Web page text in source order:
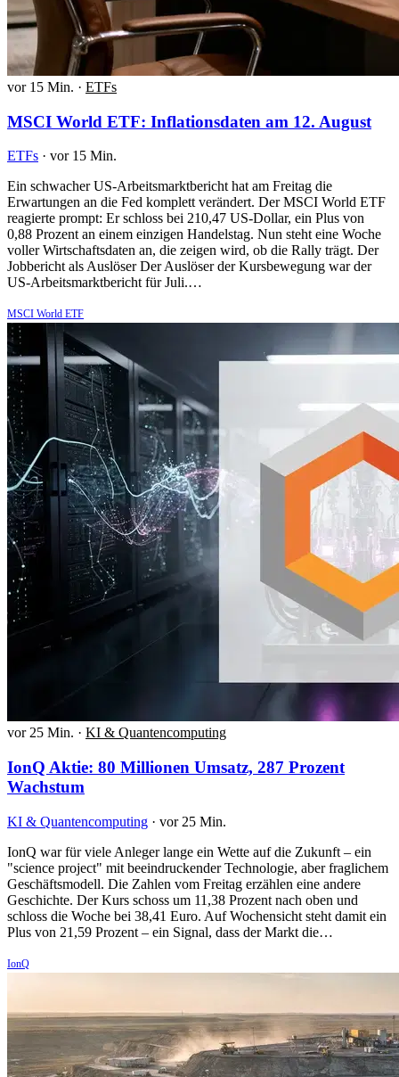
vor 15 Min. · ETFs
MSCI World ETF: Inflationsdaten am 12. August
ETFs · vor 15 Min.
Ein schwacher US-Arbeitsmarktbericht hat am Freitag die
Erwartungen an die Fed komplett verändert. Der MSCI World ETF
reagierte prompt: Er schloss bei 210,47 US-Dollar, ein Plus von
0,88 Prozent an einem einzigen Handelstag. Nun steht eine Woche
voller Wirtschaftsdaten an, die zeigen wird, ob die Rally trägt. Der
Jobbericht als Auslöser Der Auslöser der Kursbewegung war der
US-Arbeitsmarktbericht für Juli.…
MSCI World ETF
vor 25 Min. · KI & Quantencomputing
IonQ Aktie: 80 Millionen Umsatz, 287 Prozent
Wachstum
KI & Quantencomputing · vor 25 Min.
IonQ war für viele Anleger lange ein Wette auf die Zukunft – ein
"science project" mit beeindruckender Technologie, aber fraglichem
Geschäftsmodell. Die Zahlen vom Freitag erzählen eine andere
Geschichte. Der Kurs schoss um 11,38 Prozent nach oben und
schloss die Woche bei 38,41 Euro. Auf Wochensicht steht damit ein
Plus von 21,59 Prozent – ein Signal, dass der Markt die…
IonQ